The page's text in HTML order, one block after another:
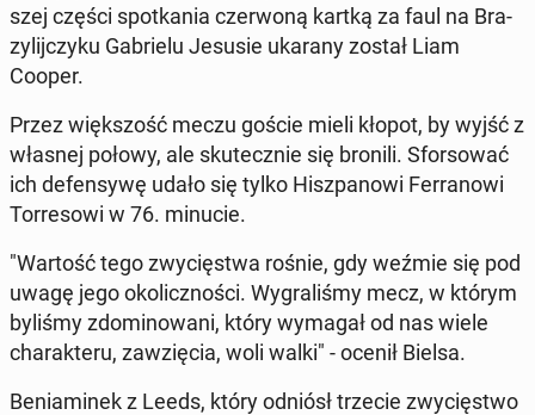
szej części spo­tka­nia czer­wo­ną kartką za faul na Bra­
zy­lij­czy­ku Ga­brie­lu Jesusie ukarany został Liam
Cooper.
Przez więk­szość meczu goście mieli kłopot, by wyjść z
własnej połowy, ale sku­tecz­nie się bronili. Sfor­so­wać
ich de­fen­sy­wę udało się tylko Hisz­pa­no­wi Fer­ra­no­wi
Tor­re­so­wi w 76. minucie.
"Wartość tego zwy­cię­stwa rośnie, gdy weźmie się pod
uwagę jego oko­licz­no­ści. Wy­gra­li­śmy mecz, w którym
byliśmy zdo­mi­no­wa­ni, który wymagał od nas wiele
cha­rak­te­ru, za­wzię­cia, woli walki" - ocenił Bielsa.
Be­nia­mi­nek z Leeds, który odniósł trzecie zwy­cię­stwo